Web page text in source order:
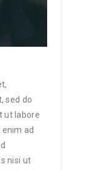
sed do
ut labore
ad
nisi ut